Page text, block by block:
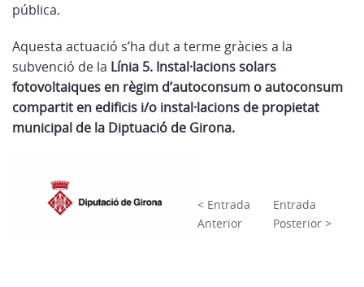
pública.
Aquesta actuació s’ha dut a terme gràcies a la
subvenció de la Línia 5. Instal·lacions solars
fotovoltaiques en règim d’autoconsum o autoconsum
compartit en edificis i/o instal·lacions de propietat
municipal de la Diptuació de Girona.
< Entrada
Anterior
Entrada
Posterior >